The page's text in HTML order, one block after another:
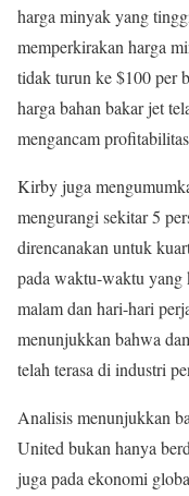
harga minyak yang
memperkirakan harga
tidak turun ke $100 per
harga bahan bakar jet
mengancam
Kirby juga
mengurangi sekitar 5
direncanakan untuk
pada waktu-waktu yang
malam dan hari-hari
menunjukkan bahwa
telah terasa di industri
Analisis menunjukkan
United bukan hanya
juga pada ekonomi